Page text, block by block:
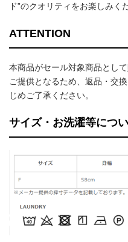
ド”のクオリティをお楽しみく
ATTENTION
本商品がセール対象商品とし
ご提供となるため、返品・交
じめご了承ください。
サイズ・お洗濯等につ